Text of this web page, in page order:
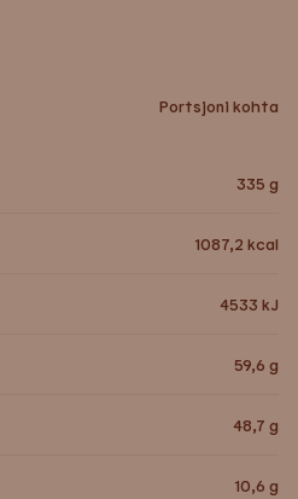
Portsjoni kohta
335 g
1087,2 kcal
4533 kJ
59,6 g
48,7 g
10,6 g